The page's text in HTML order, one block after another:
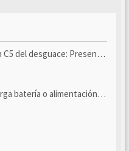
Presentación y seguimiento
o alimentación eléctri...